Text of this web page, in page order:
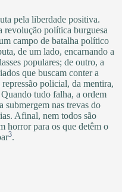
pela liberdade positiva.
revolução política burguesa
campo de batalha político
de um lado, encarnando a
populares; de outro, a
que buscam conter a
policial, da mentira,
tudo falha, a ordem
submergem nas trevas do
Afinal, nem todos são
horror para os que detêm o
3.